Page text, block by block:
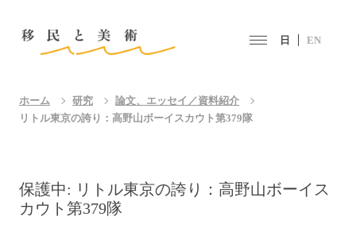
日 EN
ホーム 研究
論文、エッセイ／資料紹介
リトル東京の誇り：高野山ボーイスカウト第379隊
保護中: リトル東京の誇り：高野山ボーイス
カウト第379隊